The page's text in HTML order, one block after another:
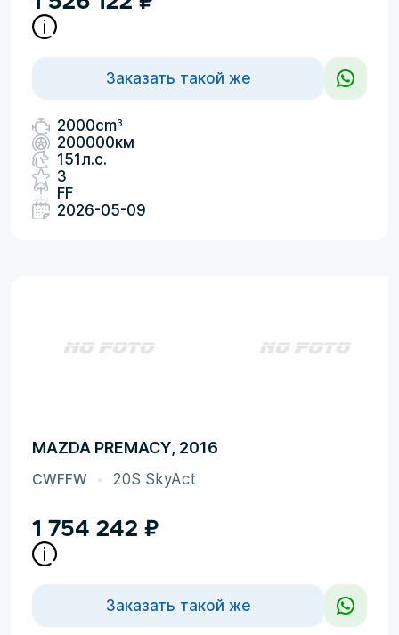
Заказать такой же
2000cm3
200000км
151л.с.
3
FF
2026-05-09
MAZDA PREMACY, 2016
CWFFW 20S SkyAct
1 754 242 ₽
Заказать такой же